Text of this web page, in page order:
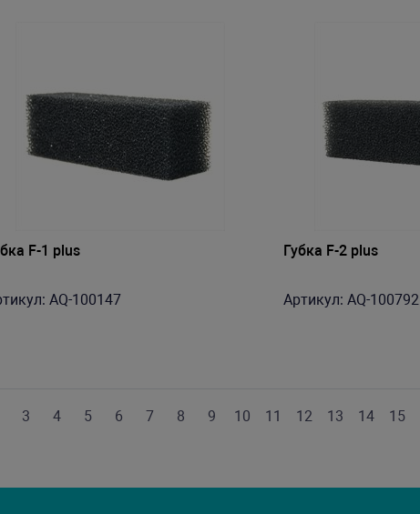
F-1 plus
AQ-100147
Губка F-2 plus
Артикул: AQ-100792
3 4 5 6 7 8 9 10 11 12 13 14 15